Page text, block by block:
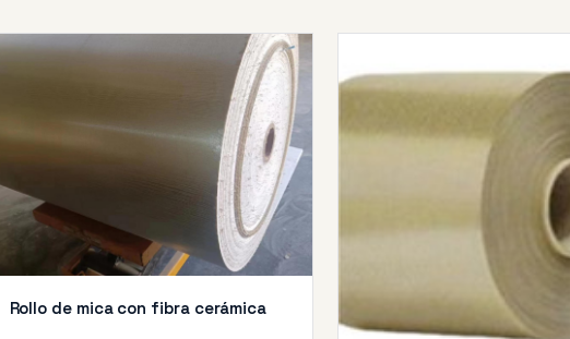
Rollo de mica con fibra cerámica